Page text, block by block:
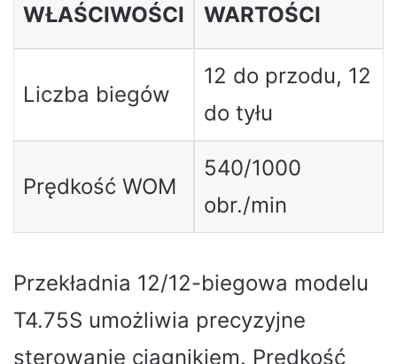
WŁAŚCIWOŚCI WARTOŚCI
Liczba biegów
12 do przodu, 12
do tyłu
Prędkość WOM
540/1000
obr./min
Przekładnia 12/12-biegowa modelu
T4.75S umożliwia precyzyjne
sterowanie ciągnikiem. Prędkość